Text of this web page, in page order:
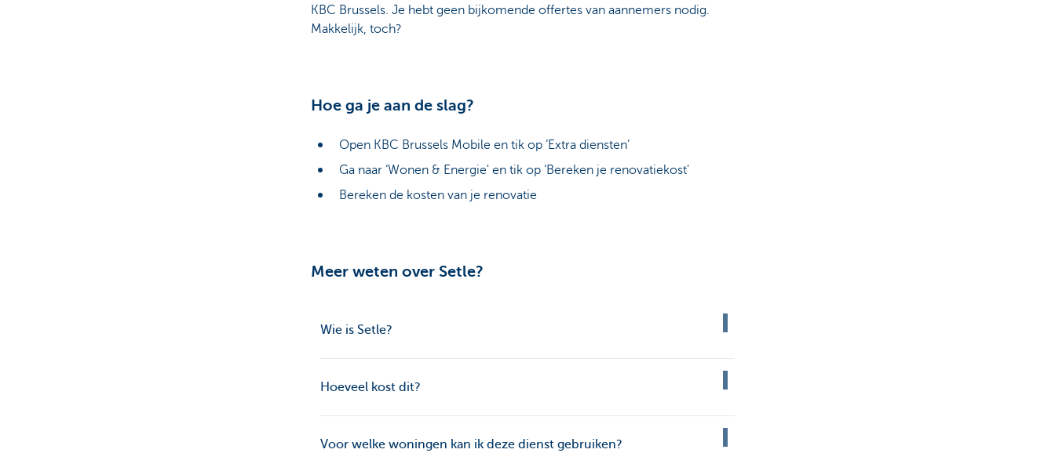
KBC Brussels. Je hebt geen bijkomende offertes van aannemers nodig.
Makkelijk, toch?
Hoe ga je aan de slag?
Open KBC Brussels Mobile en tik op ‘Extra diensten’
Ga naar ‘Wonen & Energie' en tik op ‘Bereken je renovatiekost'
Bereken de kosten van je renovatie
Meer weten over Setle?
Wie is Setle?
Hoeveel kost dit?
Voor welke woningen kan ik deze dienst gebruiken?